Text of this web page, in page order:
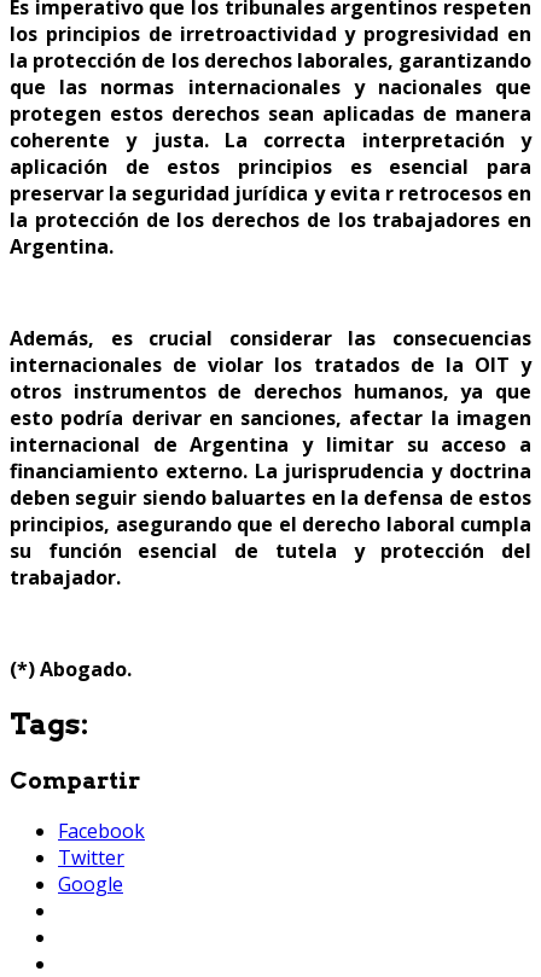
Es imperativo que los tribunales argentinos respeten
los principios de irretroactividad y progresividad en
la protección de los derechos laborales, garantizando
que las normas internacionales y nacionales que
protegen estos derechos sean aplicadas de manera
coherente y justa. La correcta interpretación y
aplicación de estos principios es esencial para
preservar la seguridad jurídica y evita r retrocesos en
la protección de los derechos de los trabajadores en
Argentina.
Además, es crucial considerar las consecuencias
internacionales de violar los tratados de la OIT y
otros instrumentos de derechos humanos, ya que
esto podría derivar en sanciones, afectar la imagen
internacional de Argentina y limitar su acceso a
financiamiento externo. La jurisprudencia y doctrina
deben seguir siendo baluartes en la defensa de estos
principios, asegurando que el derecho laboral cumpla
su función esencial de tutela y protección del
trabajador.
(*) Abogado.
Tags:
Compartir
Facebook
Twitter
Google